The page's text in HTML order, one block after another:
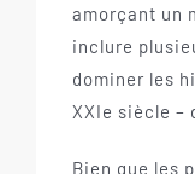
amorçant un
inclure
dominer les
XXIe siècle –
Bien que les